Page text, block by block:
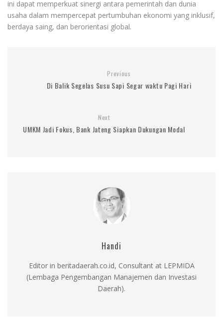
ini dapat memperkuat sinergi antara pemerintah dan dunia
usaha dalam mempercepat pertumbuhan ekonomi yang inklusif,
berdaya saing, dan berorientasi global.
Previous
Di Balik Segelas Susu Sapi Segar waktu Pagi Hari
Next
UMKM Jadi Fokus, Bank Jateng Siapkan Dukungan Modal
Handi
Editor in beritadaerah.co.id, Consultant at LEPMIDA
(Lembaga Pengembangan Manajemen dan Investasi
Daerah).